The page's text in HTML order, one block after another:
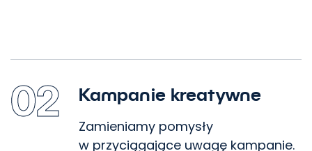
02 Kampanie kreatywne
Zamieniamy pomysły
w przyciągające uwagę kampanie.